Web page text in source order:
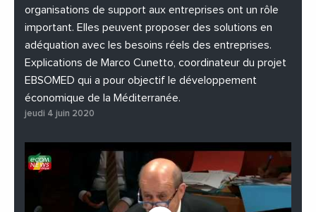
organisations de support aux entreprises ont un rôle
important. Elles peuvent proposer des solutions en
adéquation avec les besoins réels des entreprises.
Explications de Marco Cunetto, coordinateur du projet
EBSOMED qui a pour objectif le développement
économique de la Méditerranée.
jeudi 4 juin 2020